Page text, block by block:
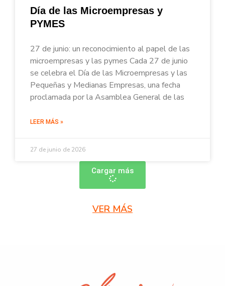
Día de las Microempresas y
PYMES
27 de junio: un reconocimiento al papel de las
microempresas y las pymes Cada 27 de junio
se celebra el Día de las Microempresas y las
Pequeñas y Medianas Empresas, una fecha
proclamada por la Asamblea General de las
LEER MÁS »
27 de junio de 2026
Cargar más
VER MÁS